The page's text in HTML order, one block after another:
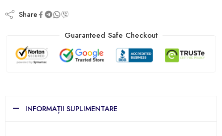
Share
Guaranteed Safe Checkout
INFORMAȚII SUPLIMENTARE